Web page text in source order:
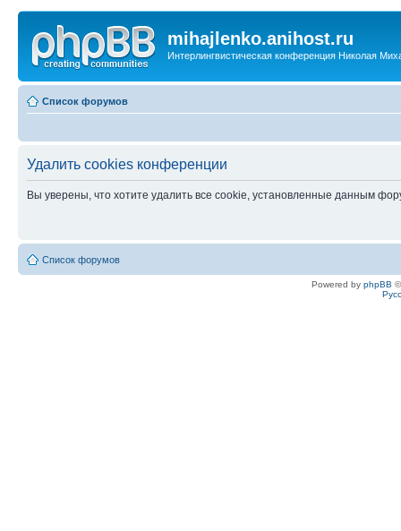
mihajlenko.anihost.ru
Интерлингвистическая конференция Николая
Список форумов
Удалить cookies конференции
Вы уверены, что хотите удалить все cookie, установленные данным
Список форумов
Powered by phpBB